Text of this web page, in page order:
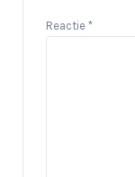
Reactie *